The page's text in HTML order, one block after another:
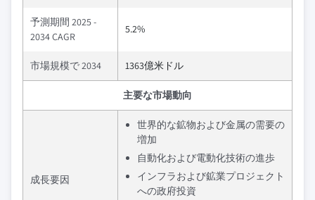
予測期間 2025 -
2034 CAGR
5.2%
市場規模で 2034 1363億米ドル
主要な市場動向
成長要因
世界的な鉱物および金属の需要の
増加
自動化および電動化技術の進歩
インフラおよび鉱業プロジェクト
への政府投資